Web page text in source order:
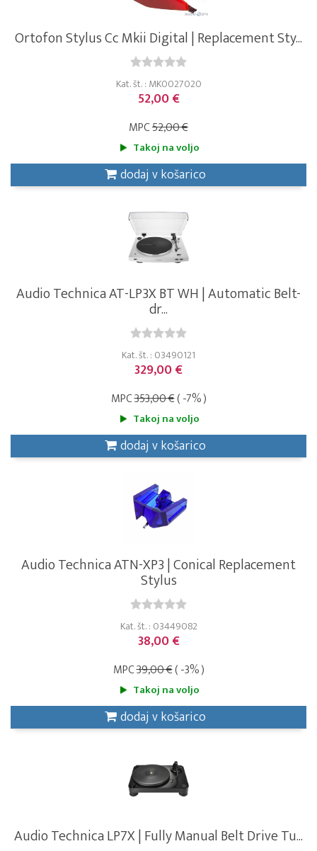
Ortofon Stylus Cc Mkii Digital | Replacement Sty...
Kat. št. : MK0027020
52,00 €
MPC52,00 €
Takoj na voljo
dodaj v košarico
Audio Technica AT-LP3X BT WH | Automatic Belt-
dr...
Kat. št. : 03490121
329,00 €
MPC353,00 €( -7% )
Takoj na voljo
dodaj v košarico
Audio Technica ATN-XP3 | Conical Replacement
Stylus
Kat. št. : 03449082
38,00 €
MPC39,00 €( -3% )
Takoj na voljo
dodaj v košarico
Audio Technica LP7X | Fully Manual Belt Drive Tu...